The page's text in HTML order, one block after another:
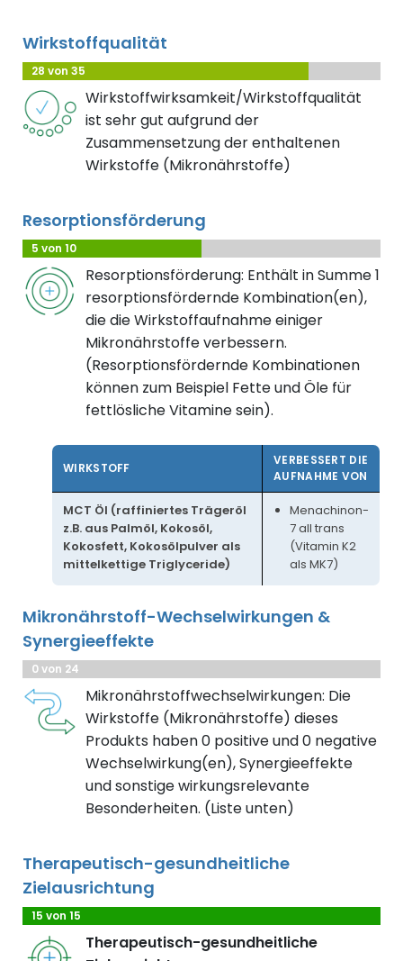
Wirkstoffqualität
28 von 35
Wirkstoffwirksamkeit/Wirkstoffqualität
ist sehr gut aufgrund der
Zusammensetzung der enthaltenen
Wirkstoffe (Mikronährstoffe)
Resorptionsförderung
5 von 10
Resorptionsförderung: Enthält in Summe 1
resorptionsfördernde Kombination(en),
die die Wirkstoffaufnahme einiger
Mikronährstoffe verbessern.
(Resorptionsfördernde Kombinationen
können zum Beispiel Fette und Öle für
fettlösliche Vitamine sein).
WIRKSTOFF
VERBESSERT DIE
AUFNAHME VON
MCT Öl (raffiniertes Trägeröl
z.B. aus Palmöl, Kokosöl,
Kokosfett, Kokosölpulver als
mittelkettige Triglyceride)
Menachinon-
7 all trans
(Vitamin K2
als MK7)
Mikronährstoff-Wechselwirkungen &
Synergieeffekte
0 von 24
Mikronährstoffwechselwirkungen: Die
Wirkstoffe (Mikronährstoffe) dieses
Produkts haben 0 positive und 0 negative
Wechselwirkung(en), Synergieeffekte
und sonstige wirkungsrelevante
Besonderheiten. (Liste unten)
Therapeutisch-gesundheitliche
Zielausrichtung
15 von 15
Therapeutisch-gesundheitliche